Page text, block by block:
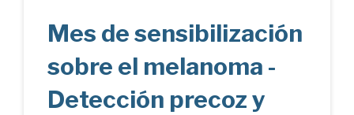
Mes de sensibilización
sobre el melanoma -
Detección precoz y